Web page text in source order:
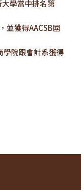
學當中排名第
並獲得AACSB國
學院跟會計系獲得